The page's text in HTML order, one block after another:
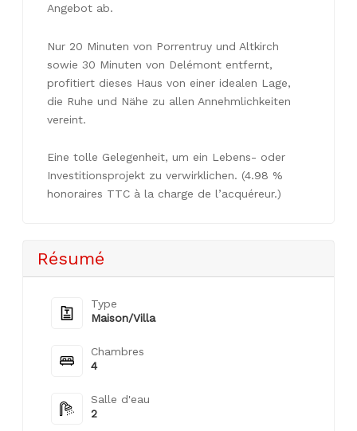
Angebot ab.
Nur 20 Minuten von Porrentruy und Altkirch
sowie 30 Minuten von Delémont entfernt,
profitiert dieses Haus von einer idealen Lage,
die Ruhe und Nähe zu allen Annehmlichkeiten
vereint.
Eine tolle Gelegenheit, um ein Lebens- oder
Investitionsprojekt zu verwirklichen. (4.98 %
honoraires TTC à la charge de l’acquéreur.)
Résumé
Type
Maison/Villa
Chambres
4
Salle d'eau
2